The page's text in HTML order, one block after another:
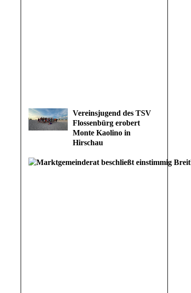
Vereinsjugend des TSV
Flossenbürg erobert
Monte Kaolino in
Hirschau